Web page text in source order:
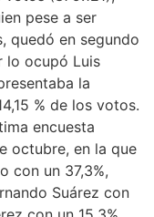
pese a ser
quedó en segundo
lo ocupó Luis
la
% de los votos.
encuesta
octubre, en la que
con un 37,3%,
Suárez con